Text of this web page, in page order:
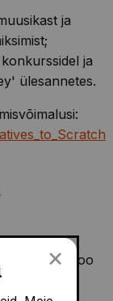
ja
ja
ülesannetes.
loo
×